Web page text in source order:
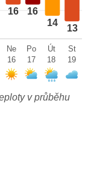
16 16
14
13
Ne
16
Po
17
Út
18
St
19
v průběhu